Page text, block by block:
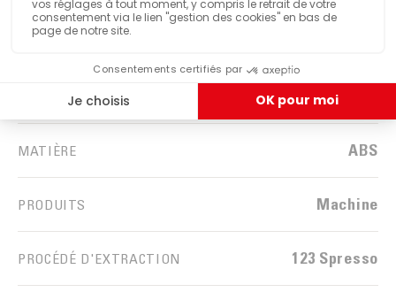
COULEUR
FINITION Brillant
MATIÈRE ABS
PRODUITS Machine
PROCÉDÉ D'EXTRACTION 123 Spresso